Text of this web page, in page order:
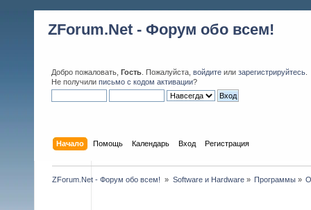
ZForum.Net - Форум обо всем!
Добро пожаловать, Гость . Пожалуйста, войдите или зарегистрируйтесь
Не получили письмо с кодом активации?
Начало Помощь Календарь Вход Регистрация
ZForum.Net - Форум обо всем! » Software и Hardware» Программы»